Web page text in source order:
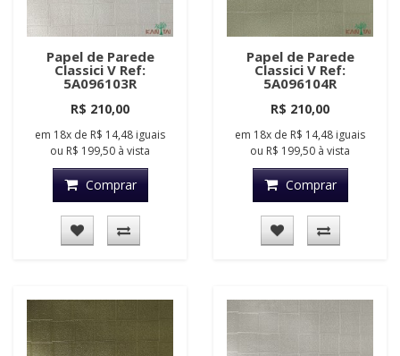
Papel de Parede
Classici V Ref:
5A096103R
R$ 210,00
em 18x de R$ 14,48 iguais
ou R$ 199,50 à vista
Comprar
Papel de Parede
Classici V Ref:
5A096104R
R$ 210,00
em 18x de R$ 14,48 iguais
ou R$ 199,50 à vista
Comprar